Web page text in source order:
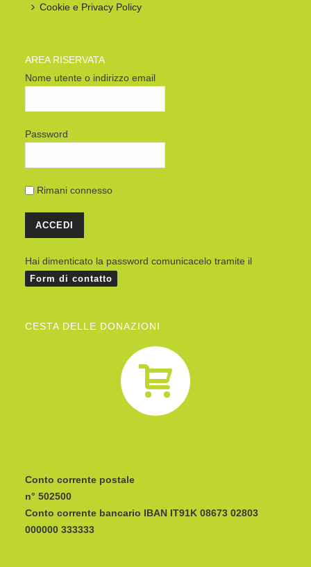
Cookie e Privacy Policy
AREA RISERVATA
Nome utente o indirizzo email
Password
Rimani connesso
Hai dimenticato la password comunicacelo tramite il
Form di contatto
CESTA DELLE DONAZIONI
Conto corrente postale
n° 502500
Conto corrente bancario IBAN